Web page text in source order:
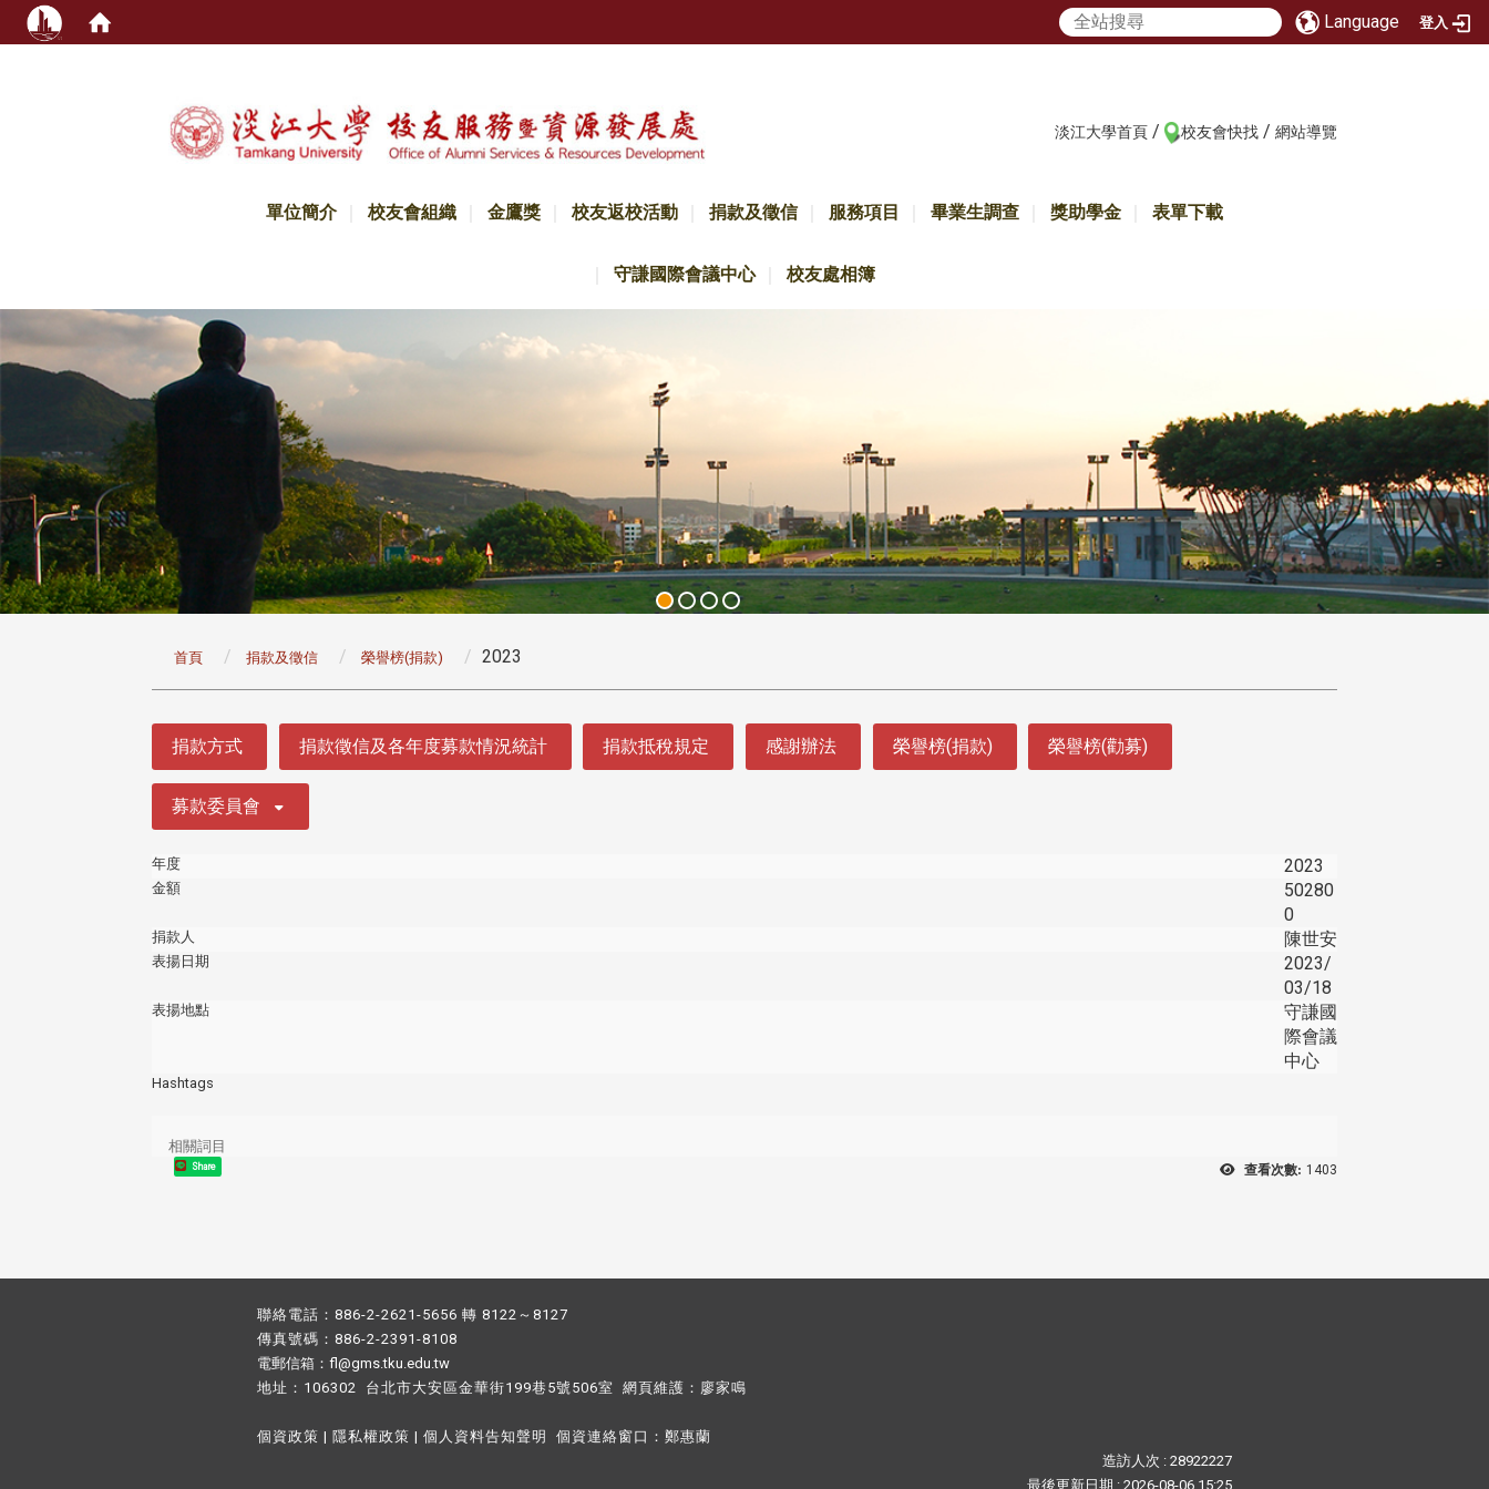
Language 登入
淡江大學首頁 / 校友會快找 / 網站導覽
單位簡介 校友會組織 金鷹獎 校友返校活動 捐款及徵信 服務項目 畢業生調查 獎助學金 表單下載
守謙國際會議中心 校友處相簿
首頁 捐款及徵信 榮譽榜(捐款) 2023
捐款方式 捐款徵信及各年度募款情況統計 捐款抵稅規定 感謝辦法 榮譽榜(捐款) 榮譽榜(勸募)
募款委員會
年度 2023
金額
50280
0
捐款人 陳世安
表揚日期
2023/
03/18
表揚地點
守謙國
際會議
中心
Hashtags
相關詞目
查看次數: 1403
Share
聯絡電話：886-2-2621-5656 轉 8122～8127
傳真號碼：886-2-2391-8108
電郵信箱：fl@gms.tku.edu.tw
地址：106302 台北市大安區金華街199巷5號506室 網頁維護： 廖家鳴​
個資政策 | 隱私權政策 | 個人資料告知聲明 個資連絡窗口： 鄭惠蘭
造訪人次 : 28922227
最後更新日期 : 2026-08-06 15:25